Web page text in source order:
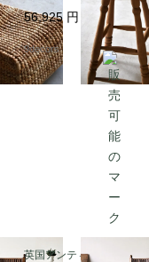
56,925 円
9decors
英国アンティークの気